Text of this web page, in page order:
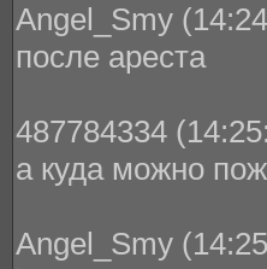
Angel_Smy
после ареста
487784334
а куда можно
Angel_Smy